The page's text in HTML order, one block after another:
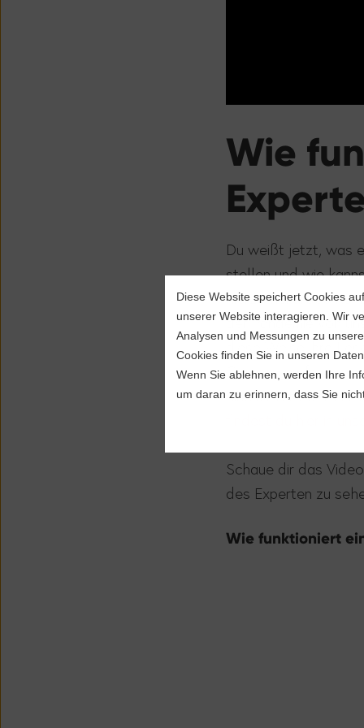
Diese Website speichert Cookies
unserer Website interagieren. Wir
Analysen und Messungen zu
Cookies finden Sie in unseren
Wenn Sie ablehnen, werden Ihre
um daran zu erinnern, dass Sie
Wie
Du weißt jetzt, was
stellen und wie
hierzu Tickaroos
der Pandemie von
diese Weise ihre
Corona, Impfung
einem Arzt oder
Schaue dir das
des Experten zu
Wie funktioniert